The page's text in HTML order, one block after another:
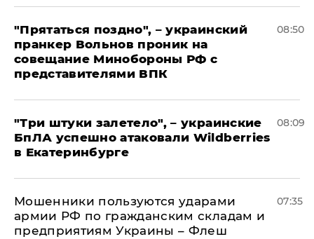
"Прятаться поздно", – украинский
пранкер Вольнов проник на
совещание Минобороны РФ с
представителями ВПК
08:50
"Три штуки залетело", – украинские
БпЛА успешно атаковали Wildberries
в Екатеринбурге
08:09
Мошенники пользуются ударами
армии РФ по гражданским складам и
предприятиям Украины – Флеш
07:35